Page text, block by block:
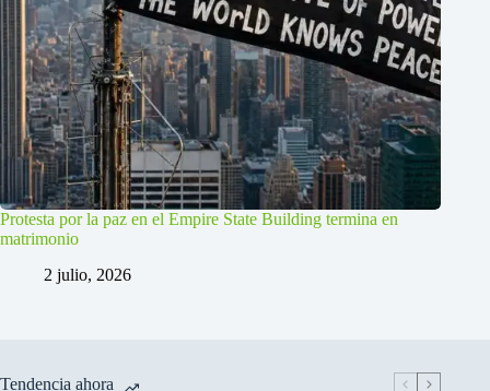
Protesta por la paz en el Empire State Building termina en
matrimonio
2 julio, 2026
Tendencia ahora